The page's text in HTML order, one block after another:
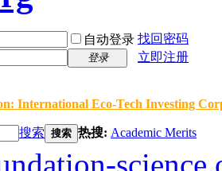
自动登录 找回密码
登录
立即注册
International Eco-Tech Investing
搜索 搜索 热搜: Academic Merits